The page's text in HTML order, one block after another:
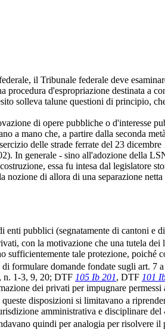
il Tribunale federale deve
d'espropriazione destinata a
solleva talune questioni di principio,
di opere pubbliche o d'interesse
a mano che, a partire dalla seconda
delle strade ferrate del 23
In generale - sino all'adozione della
essa fu intesa dal legislatore
nozione di allora di una separazione netta
pubblici (segnatamente di cantoni
con la motivazione che una tutela
tale protezione, poiché
formulare domande fondate sugli art. 7 a
n. 1-3, 9, 20; DTF 105 Ib 201, DTF 101
dei privati per impugnare
disposizioni si limitavano a
amministrativa e disciplinare
quindi per analogia per risolvere